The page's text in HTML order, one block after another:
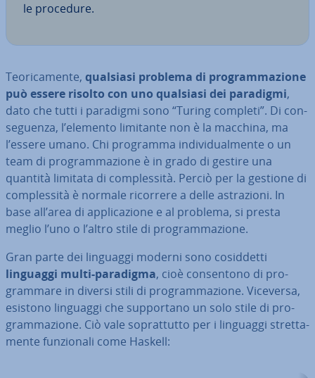
le procedure.
Teo­ri­ca­men­te, qualsiasi problema di pro­gram­ma­zio­ne
può essere risolto con uno qualsiasi dei paradigmi,
dato che tutti i paradigmi sono “Turing completi”. Di con­
se­guen­za, l’elemento limitante non è la macchina, ma
l’essere umano. Chi programma in­di­vi­dual­men­te o un
team di pro­gram­ma­zio­ne è in grado di gestire una
quantità limitata di com­ples­si­tà. Perciò per la gestione di
com­ples­si­tà è normale ricorrere a delle astra­zio­ni. In
base all’area di ap­pli­ca­zio­ne e al problema, si presta
meglio l’uno o l’altro stile di pro­gram­ma­zio­ne.
Gran parte dei linguaggi moderni sono co­sid­det­ti
linguaggi multi-paradigma, cioè con­sen­to­no di pro­
gram­ma­re in diversi stili di pro­gram­ma­zio­ne. Viceversa,
esistono linguaggi che sup­por­ta­no un solo stile di pro­
gram­ma­zio­ne. Ciò vale so­prat­tut­to per i linguaggi stret­ta­
men­te fun­zio­na­li come Haskell: